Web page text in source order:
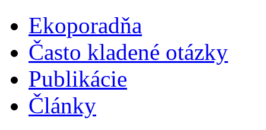
Ekoporadňa
Často kladené otázky
Publikácie
Články